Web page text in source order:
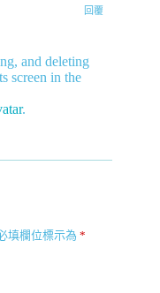
回覆
and deleting
screen in the
.
填欄位標示為 *